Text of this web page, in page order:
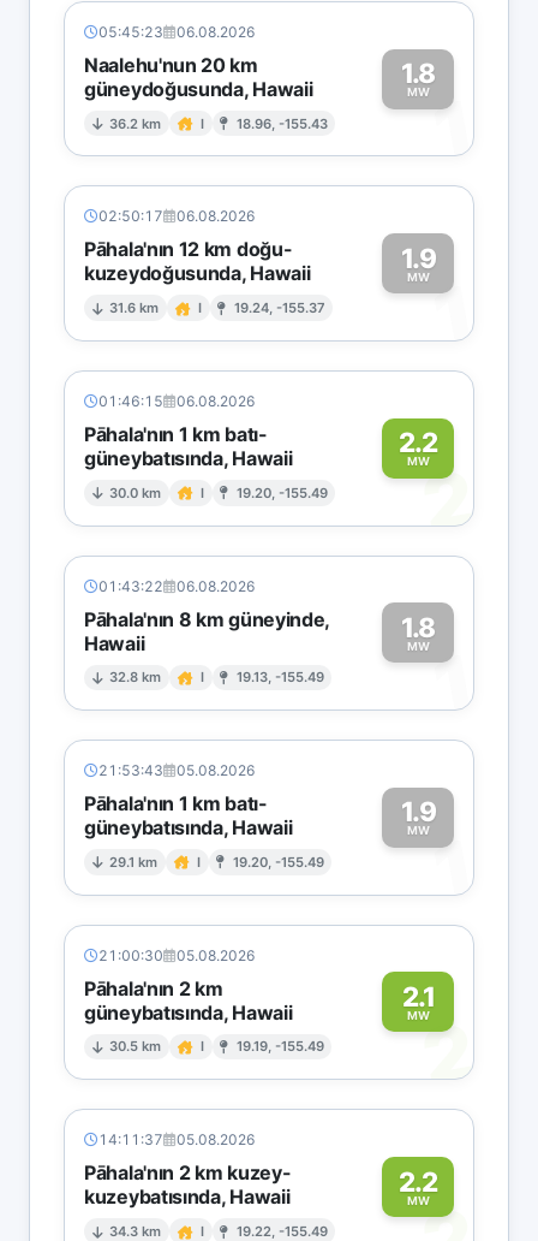
05:45:23 06.08.2026
Naalehu'nun 20 km
güneydoğusunda, Hawaii
36.2 km I 18.96, -155.43
1.8
MW1
02:50:17 06.08.2026
Pāhala'nın 12 km doğu-
kuzeydoğusunda, Hawaii
31.6 km I 19.24, -155.37
1.9
MW1
01:46:15 06.08.2026
Pāhala'nın 1 km batı-
güneybatısında, Hawaii
30.0 km I 19.20, -155.49
2.2
MW2
01:43:22 06.08.2026
Pāhala'nın 8 km güneyinde,
Hawaii
32.8 km I 19.13, -155.49
1.8
MW1
21:53:43 05.08.2026
Pāhala'nın 1 km batı-
güneybatısında, Hawaii
29.1 km I 19.20, -155.49
1.9
MW1
21:00:30 05.08.2026
Pāhala'nın 2 km
güneybatısında, Hawaii
30.5 km I 19.19, -155.49
2.1
MW2
14:11:37 05.08.2026
Pāhala'nın 2 km kuzey-
kuzeybatısında, Hawaii
34.3 km I 19.22, -155.49
2.2
MW